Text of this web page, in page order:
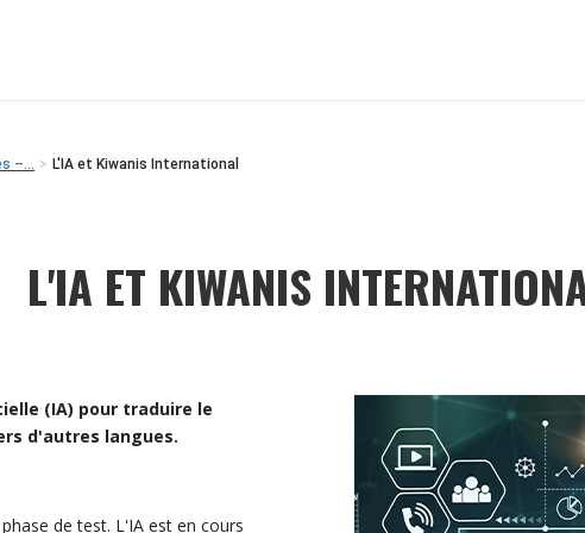
–... > L'IA et Kiwanis International
L'IA ET KIWANIS
(IA) pour traduire le
d'autres langues.
de test. L'IA est en cours